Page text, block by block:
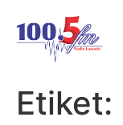
Etiket: